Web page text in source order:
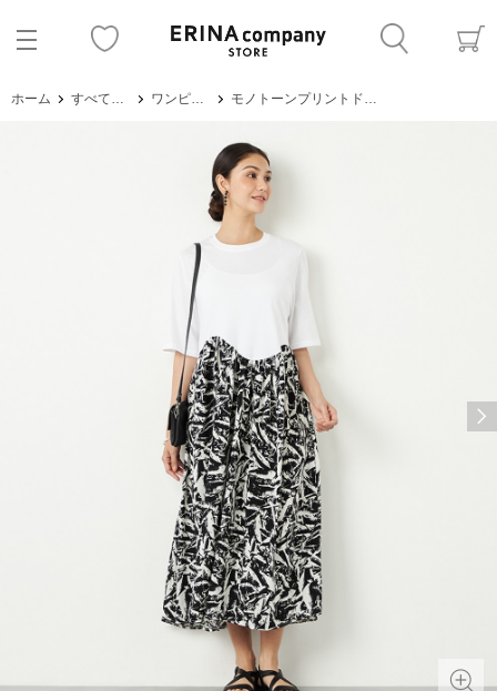
ホーム すべてのアイテム ワンピース・サロペット モノトーンプリントドッキングワンピース